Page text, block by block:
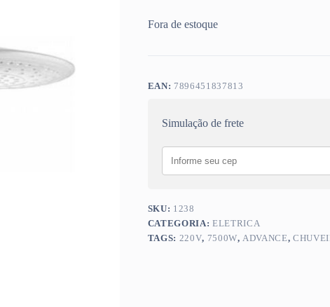
Fora de estoque
EAN: 7896451837813
Simulação de frete
SKU: 1238
CATEGORIA: ELETRICA
TAGS: 220V, 7500W,ADVANCE,